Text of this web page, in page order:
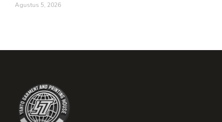
Agustus 5, 2026